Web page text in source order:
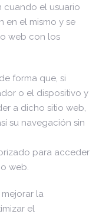
cuando el usuario
en el mismo y se
web con los
forma que, si
o el dispositivo y
a dicho sitio web,
su navegación sin
para acceder
web.
mejorar la
el